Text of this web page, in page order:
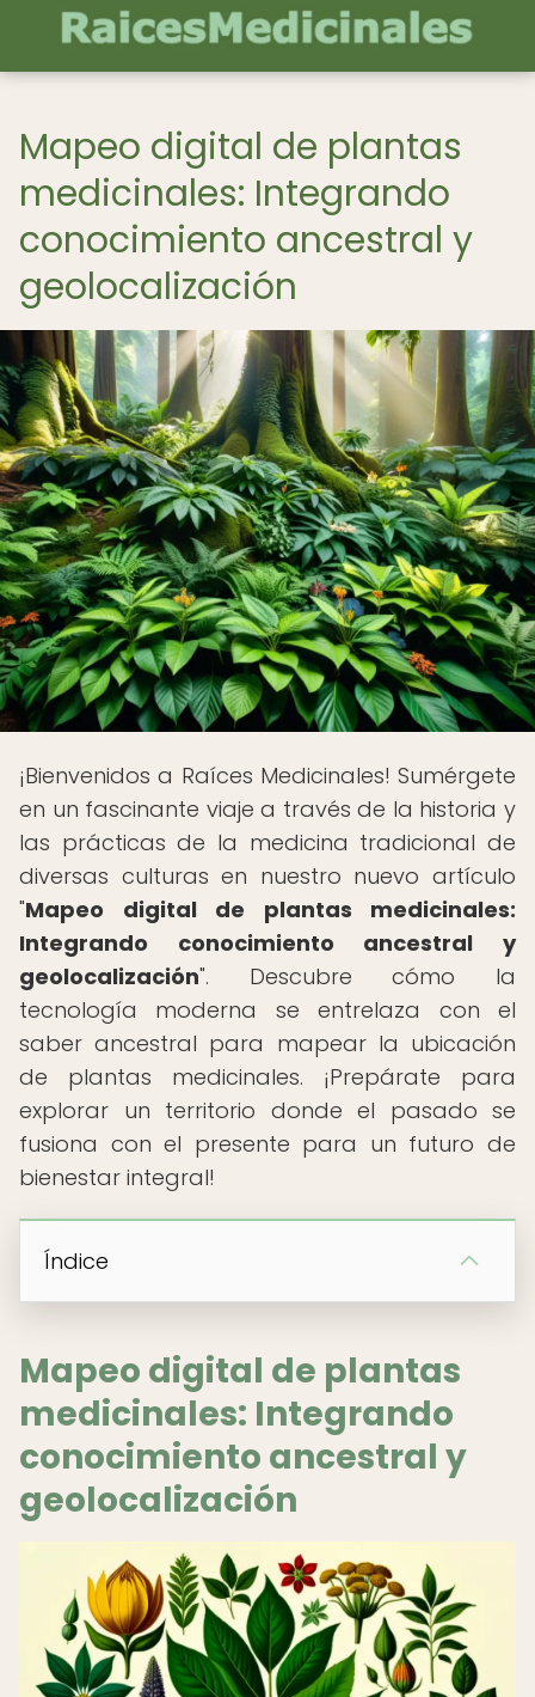
Mapeo digital de plantas
medicinales: Integrando
conocimiento ancestral y
geolocalización
¡Bienvenidos a Raíces Medicinales! Sumérgete
en un fascinante viaje a través de la historia y
las prácticas de la medicina tradicional de
diversas culturas en nuestro nuevo artículo
"Mapeo digital de plantas medicinales:
Integrando conocimiento ancestral y
geolocalización". Descubre cómo la
tecnología moderna se entrelaza con el
saber ancestral para mapear la ubicación
de plantas medicinales. ¡Prepárate para
explorar un territorio donde el pasado se
fusiona con el presente para un futuro de
bienestar integral!
Índice
Mapeo digital de plantas
medicinales: Integrando
conocimiento ancestral y
geolocalización